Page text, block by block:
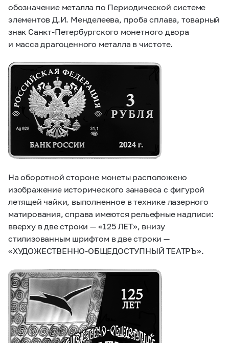
обозначение металла по Периодической системе
элементов Д.И. Менделеева, проба сплава, товарный
знак Санкт-Петербургского монетного двора
и масса драгоценного металла в чистоте.
На оборотной стороне монеты расположено
изображение исторического занавеса с фигурой
летящей чайки, выполненное в технике лазерного
матирования, справа имеются рельефные надписи:
вверху в две строки — «125 ЛЕТ», внизу
стилизованным шрифтом в две строки —
«ХУДОЖЕСТВЕННО-ОБЩЕДОСТУПНЫЙ ТЕАТРЪ».